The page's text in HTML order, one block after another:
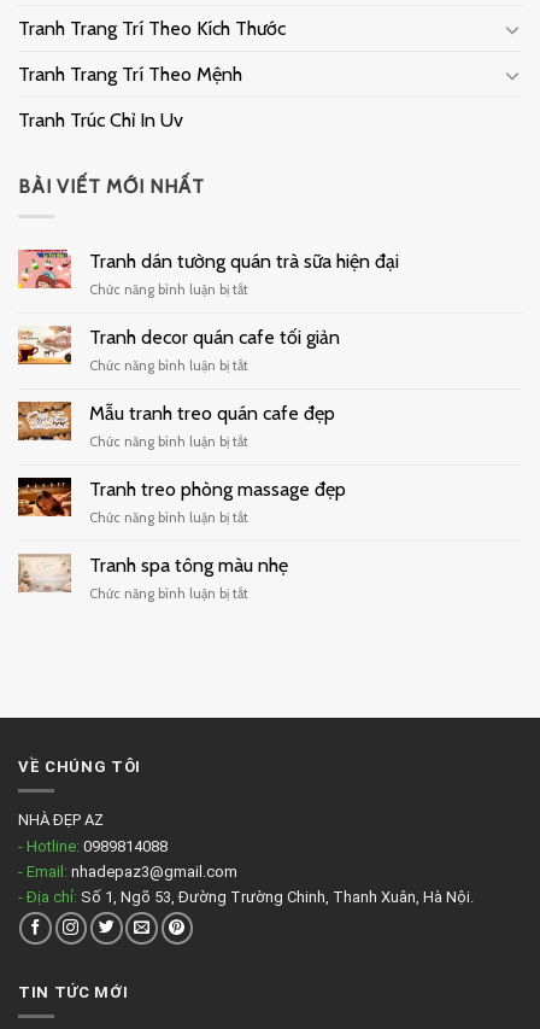
Tranh Trang Trí Theo Kích Thước
Tranh Trang Trí Theo Mệnh
Tranh Trúc Chỉ In Uv
BÀI VIẾT MỚI NHẤT
Tranh dán tường quán trà sữa hiện đại
Chức năng bình luận bị tắtở
dán
tường
quán
sữa
đại
Tranh decor quán cafe tối giản
Chức năng bình luận bị tắtở
decor
quán
cafe
giản
Mẫu tranh treo quán cafe đẹp
Chức năng bình luận bị tắtở
treo
quán
đẹp
Tranh treo phòng massage đẹp
Chức năng bình luận bị tắtở
treo
phòng
massage
Tranh spa tông màu nhẹ
Chức năng bình luận bị tắtở
VỀ CHÚNG TÔI
NHÀ ĐẸP AZ
- Hotline: 0989814088
- Email: nhadepaz3@gmail.com
- Địa chỉ: Số 1, Ngõ 53, Đường Trường Chinh, Thanh Xuân, Hà Nội.
TIN TỨC MỚI